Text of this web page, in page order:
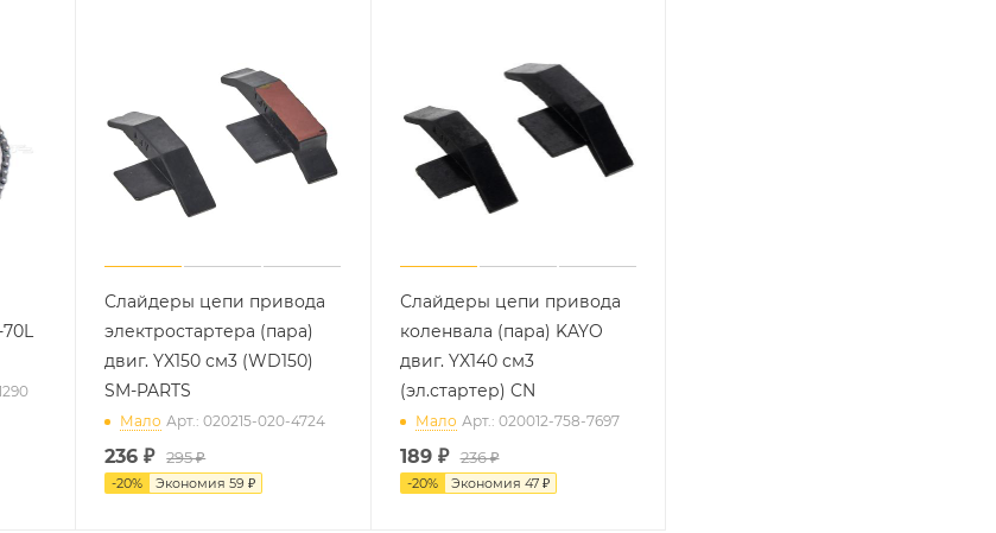
Слайдеры цепи привода
электростартера (пара)
двиг. YX150 см3 (WD150)
SM-PARTS
Мало Арт.: 020215-020-4724
236 ₽ 295 ₽
-20% Экономия59 ₽
Слайдеры цепи привода
коленвала (пара) KAYO
двиг. YX140 см3
(эл.стартер) CN
Мало Арт.: 020012-758-7697
189₽ 236 ₽
-20% Экономия 47 ₽